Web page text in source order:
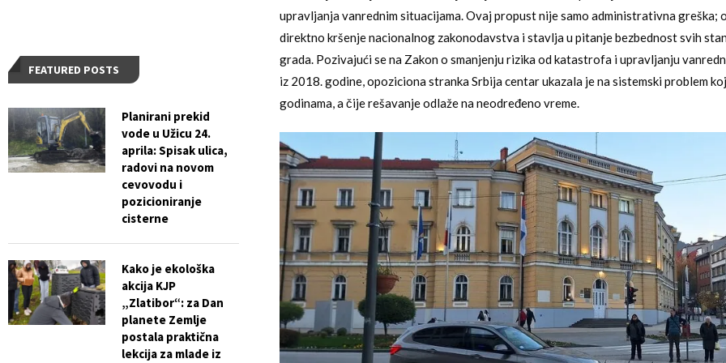
upravljanja vanrednim situacijama. Ovaj propust nije samo administrativna greška;
direktno kršenje nacionalnog zakonodavstva i stavlja u pitanje bezbednost svih
grada. Pozivajući se na Zakon o smanjenju rizika od katastrofa i upravljanju
iz 2018. godine, opoziciona stranka Srbija centar ukazala je na sistemski problem
godinama, a čije rešavanje odlaže na neodređeno vreme.
FEATURED POSTS
Planirani prekid
vode u Užicu 24.
aprila: Spisak ulica,
radovi na novom
cevovodu i
pozicioniranje
cisterne
Kako je ekološka
akcija KJP
„Zlatibor“: za Dan
planete Zemlje
postala praktična
lekcija za mlade iz